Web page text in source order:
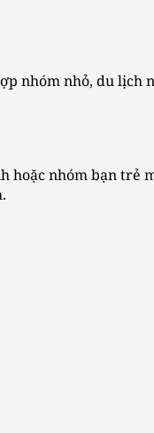
nhóm nhỏ, du
hoặc nhóm bạn trẻ